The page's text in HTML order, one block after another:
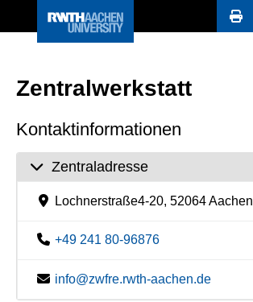
Zentralwerkstatt
Kontaktinformationen
Zentraladresse
Lochnerstraße4-20, 52064 Aachen
+49 241 80-96876
info@zwfre.rwth-aachen.de